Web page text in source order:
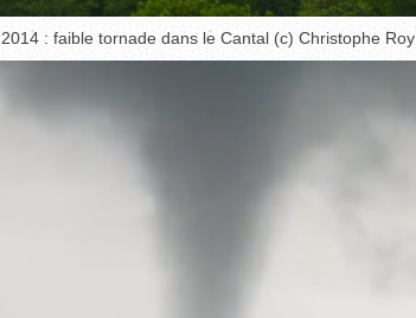
2014 : faible tornade dans le Cantal (c) Christophe Roy